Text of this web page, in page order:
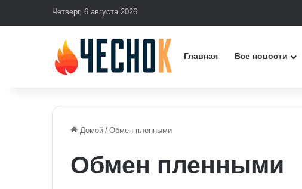
Четверг, 6 августа 2026
Главная Все новости
Домой / Обмен пленными
Обмен пленными